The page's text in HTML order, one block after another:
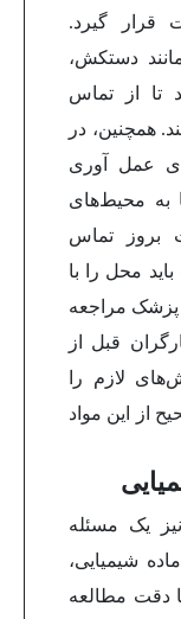
قرار گیرد.
دستکش،
تا از تماس
همچنین، در
عمل آوری
به محیط‌های
بروز تماس
محل را با
مراجعه
قبل از
لازم را
از این مواد
یک مسئله
شیمیایی،
دقت مطالعه